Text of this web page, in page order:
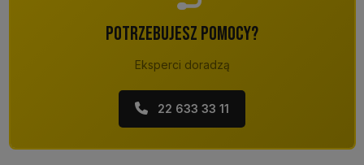
POTRZEBUJESZ POMOCY?
Eksperci doradzą
22 633 33 11